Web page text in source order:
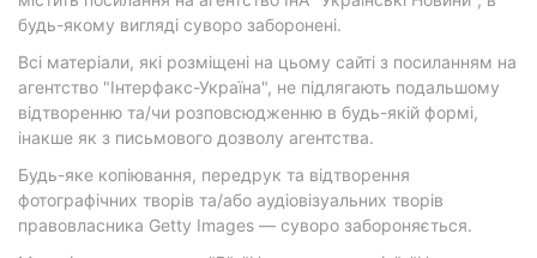
будь-якому вигляді суворо заборонені.
Всі матеріали, які розміщені на цьому сайті з посиланням на
агентство "Інтерфакс-Україна", не підлягають подальшому
відтворенню та/чи розповсюдженню в будь-якій формі,
інакше як з письмового дозволу агентства.
Будь-яке копіювання, передрук та відтворення
фотографічних творів та/або аудіовізуальних творів
правовласника Getty Images — суворо забороняється.